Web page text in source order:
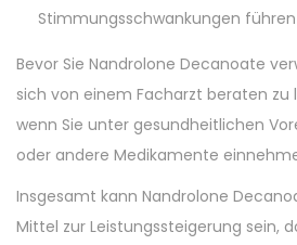
Stimmungsschwankungen
Bevor Sie Nandrolone Decanoate
sich von einem Facharzt beraten zu
wenn Sie unter gesundheitlichen
oder andere Medikamente
Insgesamt kann Nandrolone
Mittel zur Leistungssteigerung sein,